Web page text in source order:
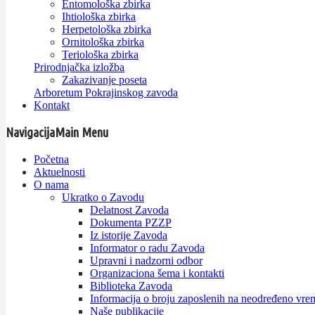
Entomološka zbirka
Ihtiološka zbirka
Herpetološka zbirka
Ornitološka zbirka
Teriološka zbirka
Prirodnjačka izložba
Zakazivanje poseta
Arboretum Pokrajinskog zavoda
Kontakt
NavigacijaMain Menu
Početna
Aktuelnosti
O nama
Ukratko o Zavodu
Delatnost Zavoda
Dokumenta PZZP
Iz istorije Zavoda
Informator o radu Zavoda
Upravni i nadzorni odbor
Organizaciona šema i kontakti
Biblioteka Zavoda
Informacija o broju zaposlenih na neodređeno
Naše publikacije